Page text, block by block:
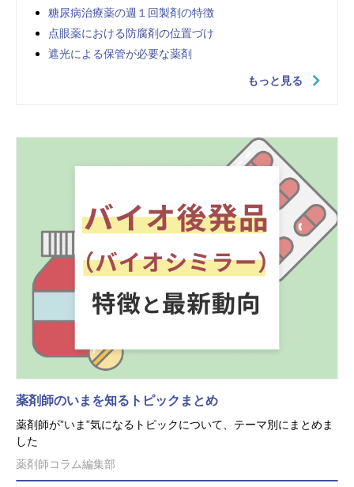
糖尿病治療薬の週１回製剤の特徴
点眼薬における防腐剤の位置づけ
遮光による保管が必要な薬剤
もっと見る
薬剤師のいまを知るトピックまとめ
薬剤師が”いま”気になるトピックについて、テーマ別にまとめま
した
薬剤師コラム編集部